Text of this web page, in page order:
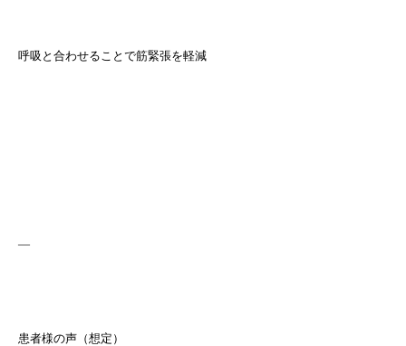
呼吸と合わせることで筋緊張を軽減
—
患者様の声（想定）